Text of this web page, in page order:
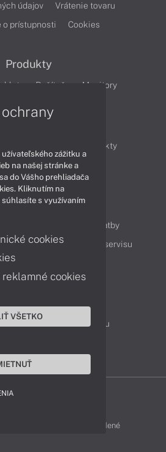
údajov
Vrátenie tovaru
o prístupnosti
Cookies
Produkty
Počítače Monitory
Produkty
Videá
Obsah
Možnosti doručenia a platby
Servisné služby Cenník servisu
Kontakty
Obchodné oddelenie
Reklamácia tovaru
- 2026 Všetky práva vyhradené
zážitku a
na našej stránke a
do Vášho prehliadača
Kliknutím na
súhlasíte s využívaním
cookies
cookies
VŠETKO